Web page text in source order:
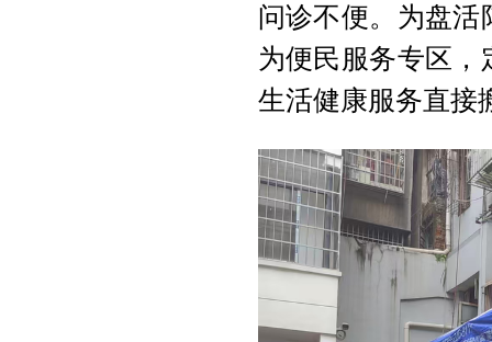
问诊不便。为盘
为便民服务专区
生活健康服务直接